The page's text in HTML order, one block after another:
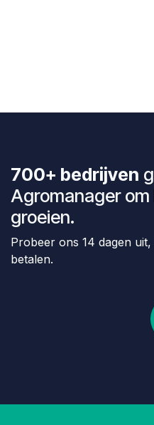
700+ bedrijven
Agromanager
groeien.
Probeer ons 14 dagen
betalen.